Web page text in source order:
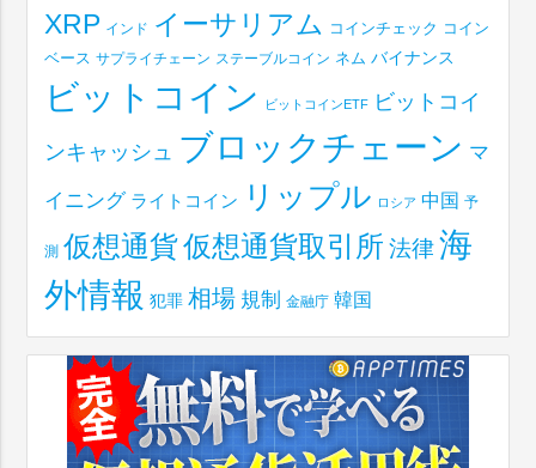
XRP インド イーサリアム コインチェック コイン
ベース サプライチェーン ステーブルコイン ネム バイナンス
ビットコイン ビットコインETF ビットコイ
ンキャッシュ ブロックチェーン マ
イニング ライトコイン リップル ロシア 中国 予
測 仮想通貨仮想通貨取引所 法律 海
外情報 犯罪 相場 規制 金融庁 韓国